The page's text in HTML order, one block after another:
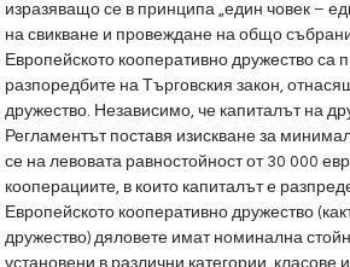
изразяващо се в принципа „един човек –
на свикване и провеждане на общо
Европейското кооперативно дружество са
разпоредбите на Търговския закон,
дружество. Независимо, че капиталът на
Регламентът поставя изискване за
се на левовата равностойност от 30 000
кооперациите, в които капиталът е
Европейското кооперативно дружество
дружество) дяловете имат номинална